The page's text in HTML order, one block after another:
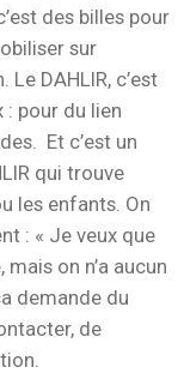
des billes pour
sur
Le DAHLIR, c’est
: pour du lien
Et c’est un
qui trouve
les enfants. On
: « Je veux que
on n’a aucun
demande du
de